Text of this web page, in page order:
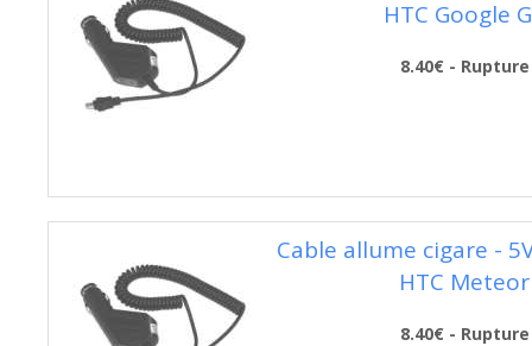
HTC Google
8.40€ - Rupture
Cable allume cigare -
HTC Meteor
8.40€ - Rupture